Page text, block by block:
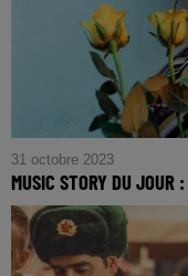
31 octobre 2023
MUSIC STORY DU JOUR